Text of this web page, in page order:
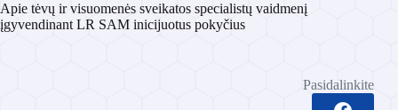
Apie tėvų ir visuomenės sveikatos specialistų vaidmenį
įgyvendinant LR SAM inicijuotus pokyčius
Pasidalinkite